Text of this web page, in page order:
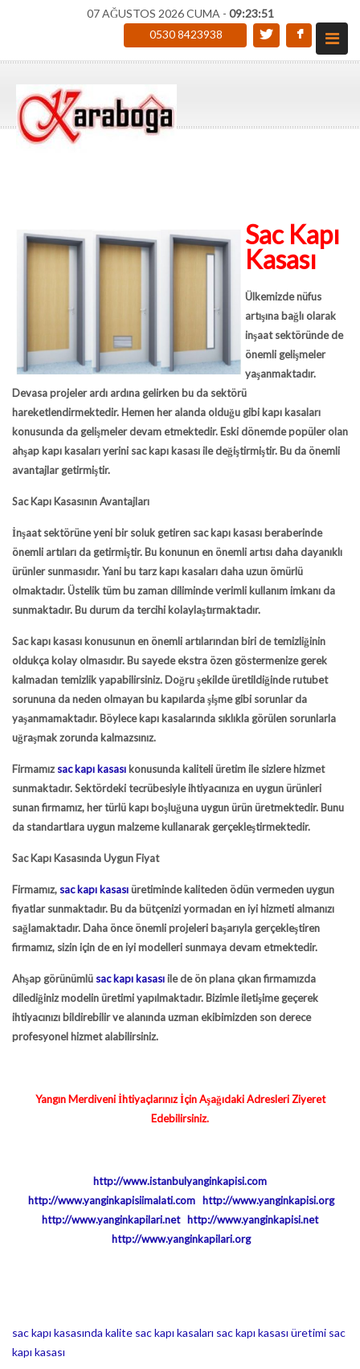
07 AĞUSTOS 2026 CUMA - 09:23:52
0530 8423938
Sac Kapı
Kasası
Ülkemizde nüfus
artışına bağlı olarak
inşaat sektöründe de
önemli gelişmeler
yaşanmaktadır.
Devasa projeler ardı ardına gelirken bu da sektörü
hareketlendirmektedir. Hemen her alanda olduğu gibi kapı kasaları
konusunda da gelişmeler devam etmektedir. Eski dönemde popüler olan
ahşap kapı kasaları yerini sac kapı kasasıile değiştirmiştir. Bu da önemli
avantajlar getirmiştir.
Sac Kapı Kasasının Avantajları
İnşaat sektörüne yeni bir soluk getiren sac kapı kasası beraberinde
önemli artıları da getirmiştir. Bu konunun en önemli artısı daha dayanıklı
ürünler sunmasıdır. Yani bu tarz kapı kasaları daha uzun ömürlü
olmaktadır. Üstelik tüm bu zaman diliminde verimli kullanım imkanı da
sunmaktadır. Bu durum da tercihi kolaylaştırmaktadır.
Sac kapı kasası konusunun en önemli artılarından biri de temizliğinin
oldukça kolay olmasıdır. Bu sayede ekstra özen göstermenize gerek
kalmadan temizlik yapabilirsiniz. Doğru şekilde üretildiğinde rutubet
sorununa da neden olmayan bu kapılarda şişme gibi sorunlar da
yaşanmamaktadır. Böylece kapı kasalarında sıklıkla görülen sorunlarla
uğraşmak zorunda kalmazsınız.
Firmamız sac kapı kasası konusunda kaliteli üretim ile sizlere hizmet
sunmaktadır. Sektördeki tecrübesiyle ihtiyacınıza en uygun ürünleri
sunan firmamız, her türlü kapı boşluğuna uygun ürün üretmektedir. Bunu
da standartlara uygun malzeme kullanarak gerçekleştirmektedir.
Sac Kapı Kasasında Uygun Fiyat
Firmamız, sac kapı kasasıüretiminde kaliteden ödün vermeden uygun
fiyatlar sunmaktadır. Bu da bütçenizi yormadan en iyi hizmeti almanızı
sağlamaktadır. Daha önce önemli projeleri başarıyla gerçekleştiren
firmamız, sizin için de en iyi modelleri sunmaya devam etmektedir.
Ahşap görünümlü sac kapı kasasıile de ön plana çıkan firmamızda
dilediğiniz modelin üretimi yapılmaktadır. Bizimle iletişime geçerek
ihtiyacınızı bildirebilir ve alanında uzman ekibimizden son derece
profesyonel hizmet alabilirsiniz.
Yangın Merdiveni İhtiyaçlarınız İçin Aşağıdaki Adresleri Ziyeret
Edebilirsiniz.
http://www.istanbulyanginkapisi.com
http://www.yanginkapisiimalati.com
http://www.yanginkapisi.org
http://www.yanginkapilari.net
http://www.yanginkapisi.net
http://www.yanginkapilari.org
sac kapı kasasında kalite sac kapı kasaları sac kapı kasası üretimi sac
kapı kasası